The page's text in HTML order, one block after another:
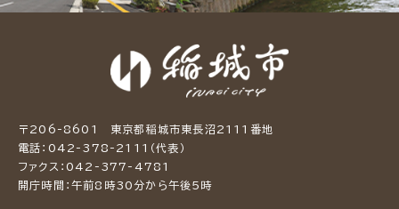
〒206-8601 東京都稲城市東長沼2111番地
電話：042-378-2111（代表）
ファクス：042-377-4781
開庁時間：午前8時30分から午後5時